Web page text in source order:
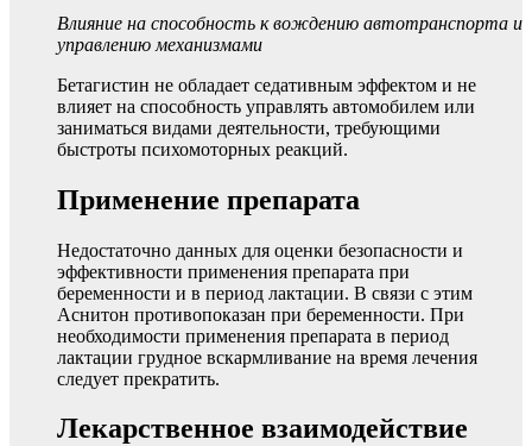
Влияние на способность к вождению автотранспорта и
управлению механизмами
Бетагистин не обладает седативным эффектом и не
влияет на способность управлять автомобилем или
заниматься видами деятельности, требующими
быстроты психомоторных реакций.
Применение препарата
Недостаточно данных для оценки безопасности и
эффективности применения препарата при
беременности и в период лактации. В связи с этим
Аснитон противопоказан при беременности. При
необходимости применения препарата в период
лактации грудное вскармливание на время лечения
следует прекратить.
Лекарственное взаимодействие